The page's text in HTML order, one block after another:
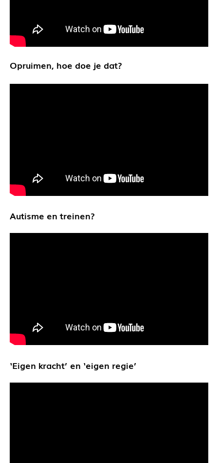
Opruimen, hoe doe je dat?
Autisme en treinen?
‘Eigen kracht’ en ‘eigen regie’